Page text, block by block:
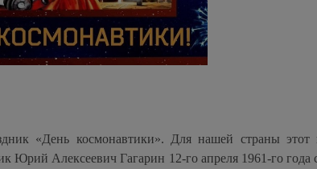
«День космонавтики». Для нашей страны этот
Юрий Алексеевич Гагарин 12-го апреля 1961-го года